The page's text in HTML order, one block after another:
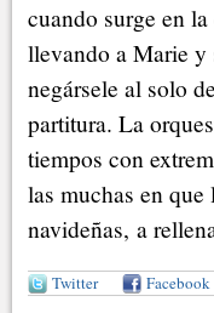
cuando surge en
llevando a Marie y
negársele al solo
partitura. La
tiempos con
las muchas en que
navideñas, a
Twitter Facebook